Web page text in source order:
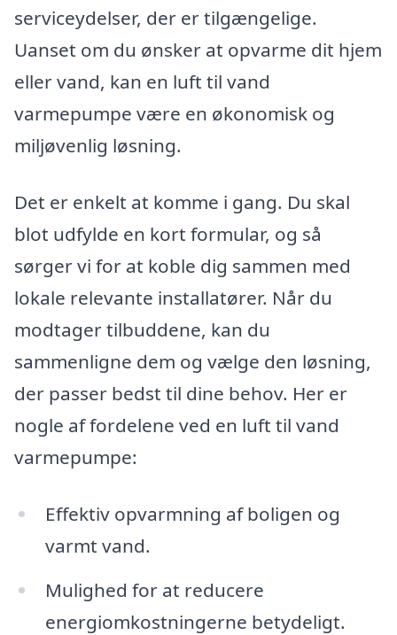
serviceydelser, der er tilgængelige.
Uanset om du ønsker at opvarme dit hjem
eller vand, kan en luft til vand
varmepumpe være en økonomisk og
miljøvenlig løsning.
Det er enkelt at komme i gang. Du skal
blot udfylde en kort formular, og så
sørger vi for at koble dig sammen med
lokale relevante installatører. Når du
modtager tilbuddene, kan du
sammenligne dem og vælge den løsning,
der passer bedst til dine behov. Her er
nogle af fordelene ved en luft til vand
varmepumpe:
Effektiv opvarmning af boligen og
varmt vand.
Mulighed for at reducere
energiomkostningerne betydeligt.